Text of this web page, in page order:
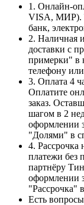
1. Онлайн-
VISA, МИР).
банк,
2. Наличная
доставки с
примерки" в
телефону
3. Оплата 4
Оплатите
заказ.
шагом в 2
оформлении
"Долями" в
4.
платежи без
партнёру
оформлении
"Рассрочка"
Есть